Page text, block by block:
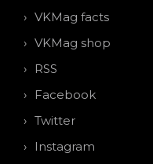
VKMag facts
VKMag shop
RSS
Facebook
Twitter
Instagram